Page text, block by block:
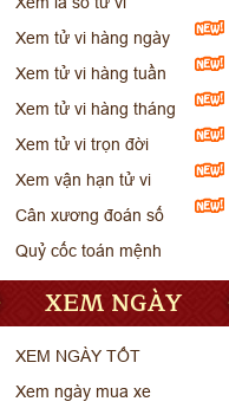
Xem tử vi hàng ngày
Xem tử vi hàng tuần
Xem tử vi hàng tháng
Xem tử vi trọn đời
Xem vận hạn tử vi
Cân xương đoán số
Quỷ cốc toán mệnh
XEM NGÀY
XEM NGÀY TỐT
Xem ngày mua xe